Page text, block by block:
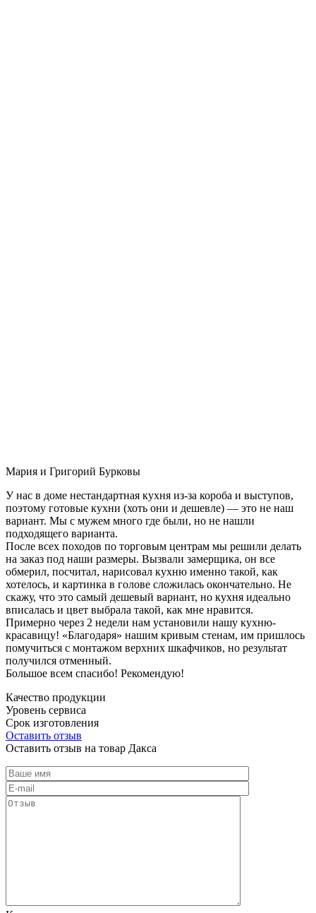
Мария и Григорий Бурковы
У нас в доме нестандартная кухня из-за короба и выступов,
поэтому готовые кухни (хоть они и дешевле) — это не наш
вариант. Мы с мужем много где были, но не нашли
подходящего варианта.
После всех походов по торговым центрам мы решили делать
на заказ под наши размеры. Вызвали замерщика, он все
обмерил, посчитал, нарисовал кухню именно такой, как
хотелось, и картинка в голове сложилась окончательно. Не
скажу, что это самый дешевый вариант, но кухня идеально
вписалась и цвет выбрала такой, как мне нравится.
Примерно через 2 недели нам установили нашу кухню-
красавицу! «Благодаря» нашим кривым стенам, им пришлось
помучиться с монтажом верхних шкафчиков, но результат
получился отменный.
Большое всем спасибо! Рекомендую!
Качество продукции
Уровень сервиса
Срок изготовления
Оставить отзыв
Оставить отзыв на товар Дакса